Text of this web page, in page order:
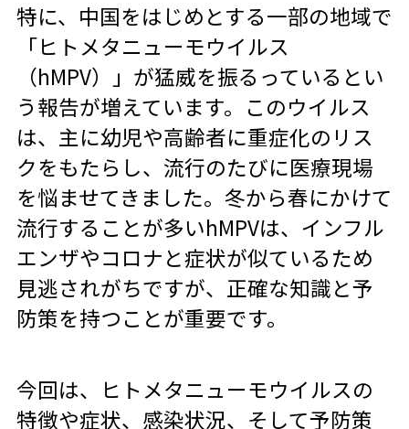
特に、中国をはじめとする一部の地域で
「ヒトメタニューモウイルス
（hMPV）」が猛威を振るっているとい
う報告が増えています。このウイルス
は、主に幼児や高齢者に重症化のリス
クをもたらし、流行のたびに医療現場
を悩ませてきました。冬から春にかけて
流行することが多いhMPVは、インフル
エンザやコロナと症状が似ているため
見逃されがちですが、正確な知識と予
防策を持つことが重要です。
今回は、ヒトメタニューモウイルスの
特徴や症状、感染状況、そして予防策